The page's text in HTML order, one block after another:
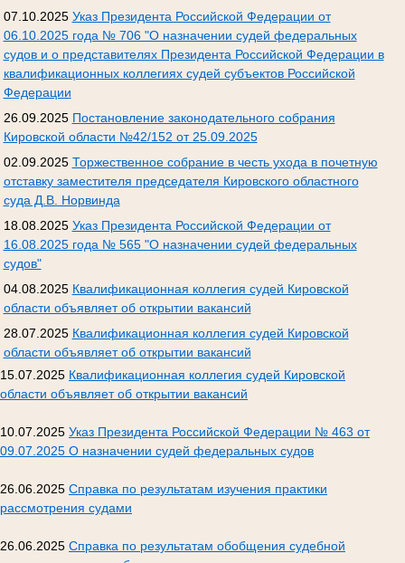
07.10.2025 Указ Президента Российской Федерации от
06.10.2025 года № 706 "О назначении судей федеральных
судов и о представителях Президента Российской Федерации в
квалификационных коллегиях судей субъектов Российской
Федерации
26.09.2025 Постановление законодательного собрания
Кировской области №42/152 от 25.09.2025
02.09.2025 Торжественное собрание в честь ухода в почетную
отставку заместителя председателя Кировского областного
суда Д.В. Норвинда
18.08.2025 Указ Президента Российской Федерации от
16.08.2025 года № 565 "О назначении судей федеральных
судов"
04.08.2025 Квалификационная коллегия судей Кировской
области объявляет об открытии вакансий
28.07.2025 Квалификационная коллегия судей Кировской
области объявляет об открытии вакансий
15.07.2025 Квалификационная коллегия судей Кировской
области объявляет об открытии вакансий
10.07.2025 Указ Президента Российской Федерации № 463 от
09.07.2025 О назначении судей федеральных судов
26.06.2025 Справка по результатам изучения практики
рассмотрения судами
26.06.2025 Справка по результатам обобщения судебной